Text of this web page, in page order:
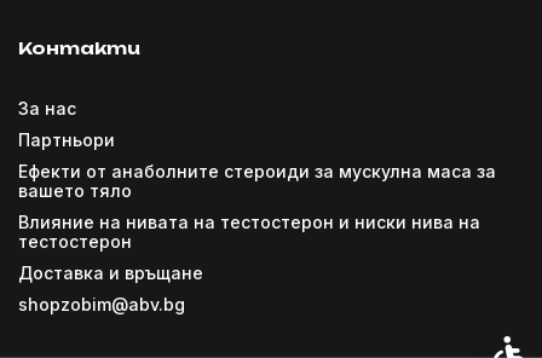
Контакти
За нас
Партньори
Ефекти от анаболните стероиди за мускулна маса за
вашето тяло
Влияние на нивата на тестостерон и ниски нива на
тестостерон
Доставка и връщане
shopzobim@abv.bg